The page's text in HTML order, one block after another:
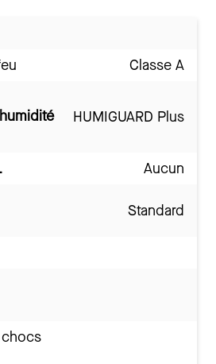
Classe A
HUMIGUARD Plus
Aucun
Standard
chocs